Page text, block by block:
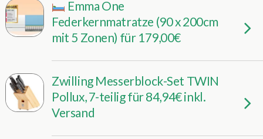
Emma One
Federkernmatratze (90 x 200cm
mit 5 Zonen) für 179,00€
Zwilling Messerblock-Set TWIN
Pollux, 7-teilig für 84,94€ inkl.
Versand